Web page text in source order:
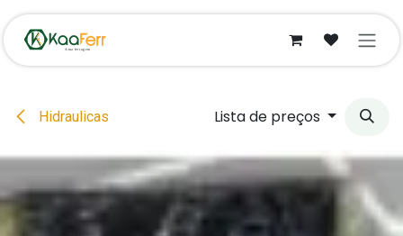
Pular para o conteúdo
Hidraulicas Lista de preços